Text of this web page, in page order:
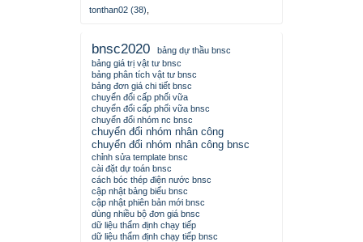
tonthan02 (38)
bnsc2020
bảng dự thầu bnsc
bảng giá trị vật tư bnsc
bảng phân tích vật tư bnsc
bảng đơn giá chi tiết bnsc
chuyển đổi cấp phối vữa
chuyển đổi cấp phối vữa bnsc
chuyển đổi nhóm nc bnsc
chuyển đổi nhóm nhân công
chuyển đổi nhóm nhân công bnsc
chỉnh sửa template bnsc
cài đặt dự toán bnsc
cách bóc thép điện nước bnsc
cập nhật bảng biểu bnsc
cập nhật phiên bản mới bnsc
dùng nhiều bộ đơn giá bnsc
dữ liệu thẩm định chạy tiếp
dữ liệu thẩm định chạy tiếp bnsc